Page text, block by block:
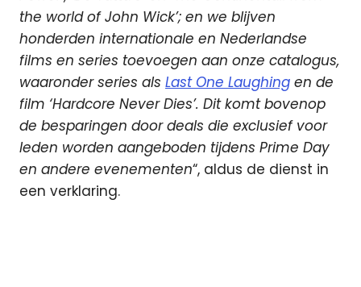
the world of John Wick’; en we blijven
honderden internationale en Nederlandse
films en series toevoegen aan onze catalogus,
waaronder series als Last One Laughing en de
film ‘Hardcore Never Dies’. Dit komt bovenop
de besparingen door deals die exclusief voor
leden worden aangeboden tijdens Prime Day
en andere evenementen“, aldus de dienst in
een verklaring.